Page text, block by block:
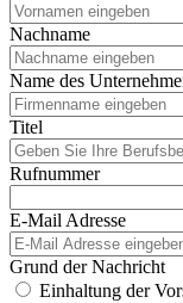
Nachname
Name des
Titel
Rufnummer
E-Mail Adresse
Grund der Nachricht
Einhaltung der